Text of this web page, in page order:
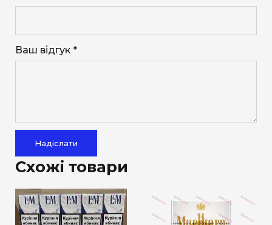
Ваш відгук *
Надіслати
Схожі товари